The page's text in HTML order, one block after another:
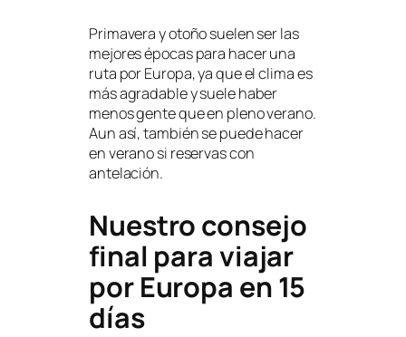
Primavera y otoño suelen ser las
mejores épocas para hacer una
ruta por Europa, ya que el clima es
más agradable y suele haber
menos gente que en pleno verano.
Aun así, también se puede hacer
en verano si reservas con
antelación.
Nuestro consejo
final para viajar
por Europa en 15
días